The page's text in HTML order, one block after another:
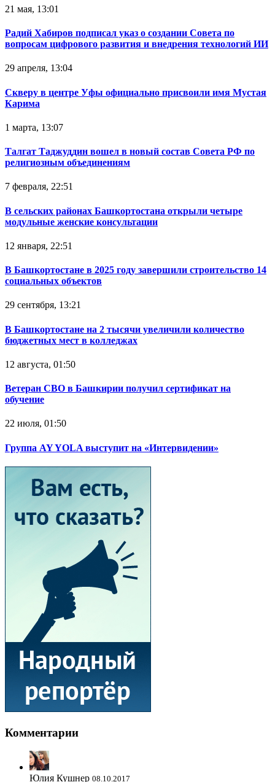
21 мая, 13:01
Радий Хабиров подписал указ о создании Совета по
вопросам цифрового развития и внедрения технологий ИИ
29 апреля, 13:04
Скверу в центре Уфы официально присвоили имя Мустая
Карима
1 марта, 13:07
Талгат Таджуддин вошел в новый состав Совета РФ по
религиозным объединениям
7 февраля, 22:51
В сельских районах Башкортостана открыли четыре
модульные женские консультации
12 января, 22:51
В Башкортостане в 2025 году завершили строительство 14
социальных объектов
29 сентября, 13:21
В Башкортостане на 2 тысячи увеличили количество
бюджетных мест в колледжах
12 августа, 01:50
Ветеран СВО в Башкирии получил сертификат на
обучение
22 июля, 01:50
Группа AY YOLA выступит на «Интервидении»
Комментарии
Юлия Кушнер 08.10.2017